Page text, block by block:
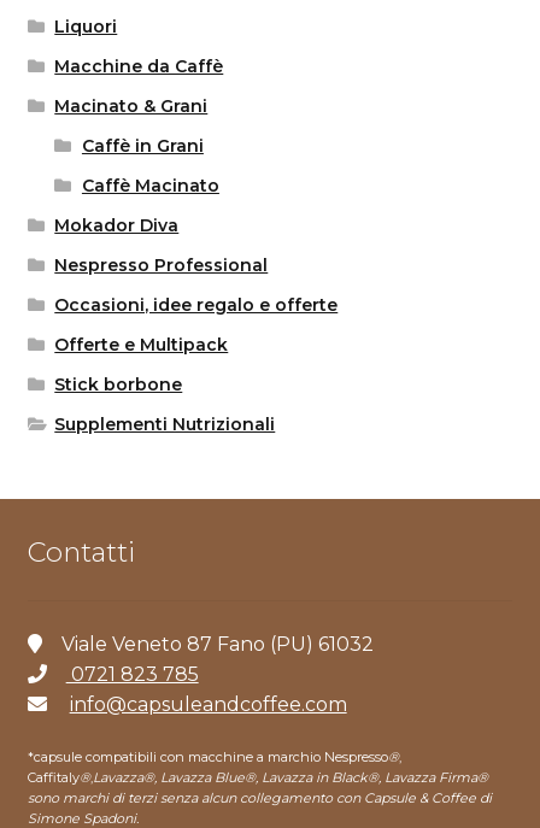
Liquori
Macchine da Caffè
Macinato & Grani
Caffè in Grani
Caffè Macinato
Mokador Diva
Nespresso Professional
Occasioni, idee regalo e offerte
Offerte e Multipack
Stick borbone
Supplementi Nutrizionali
Contatti
Viale Veneto 87 Fano (PU) 61032
0721 823 785
info@capsuleandcoffee.com
*capsule compatibili con macchine a marchio Nespresso®,
Caffitaly®,Lavazza®, Lavazza Blue®, Lavazza in Black®, Lavazza Firma®
sono marchi di terzi senza alcun collegamento con Capsule & Coffee di
Simone Spadoni.